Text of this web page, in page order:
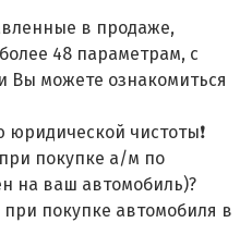
в продаже,
48 параметрам, с
Вы можете ознакомиться
чистоты❗
покупке а/м по
на ваш автомобиль)?
покупке автомобиля в